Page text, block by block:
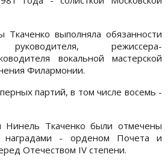
выполняла обязанности
руководителя, режиссера-
вокальной мастерской
Филармонии.
партий, в том числе восемь -
Нинель Ткаченко были отмечены
наградами - орденом Почета и
Отечеством IV степени.